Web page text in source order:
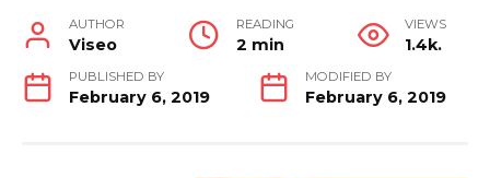
AUTHOR
Viseo
READING
2 min
VIEWS
1.4k.
PUBLISHED BY
February 6, 2019
MODIFIED BY
February 6, 2019